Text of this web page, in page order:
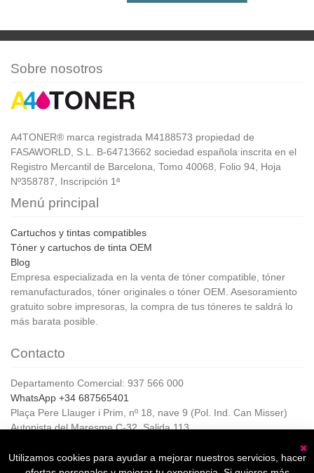
Sobre nosotros
A4TONER® marca registrada M4188573 propiedad de
FASAWORLD, S.L. B-64713662 sociedad española inscrita en el
Registro Mercantil de Barcelona, Tomo 40068, Folio 94, Hoja
Nº358787, Inscripción 1ª
Menú principal
Cartuchos y tintas compatibles
Tóner y cartuchos de tinta OEM
Blog
Empresa especializada en la venta de tóner compatible, tóner
remanufacturados, tóner originales o tóner OEM. Asesoramiento
gratuito sobre impresoras, la compra de tus tóneres te saldrá lo
más barata posible.
Contacto
Departamento Comercial: 937 566 000
WhatsApp +34 687565401
Plaça Pere Llauger i Prim, nº 18, nave 9 (Pol. Ind. Can Misser)
Autopista del Maresme C-32, Salida 113
Horario de Atención al cliente:
Utilizamos cookies para ayudar a mejorar nuestros servicios, hacer